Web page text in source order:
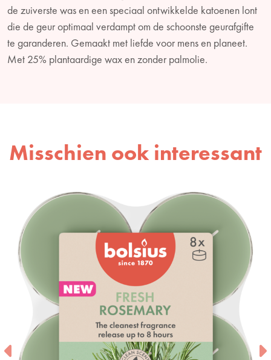
de zuiverste was en een speciaal ontwikkelde katoenen lont
die de geur optimaal verdampt om de schoonste geurafgifte
te garanderen. Gemaakt met liefde voor mens en planeet.
Met 25% plantaardige wax en zonder palmolie.
Misschien ook interessant